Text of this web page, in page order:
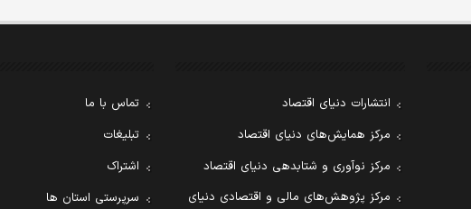
انتشارات دنیای اقتصاد
مرکز همایش‌های دنیای اقتصاد
مرکز نوآوری و شتابدهی دنیای اقتصاد
مرکز پژوهش‌های مالی و اقتصادی دنیای
تماس با ما
تبلیغات
اشتراک
سرپرستی استان ها